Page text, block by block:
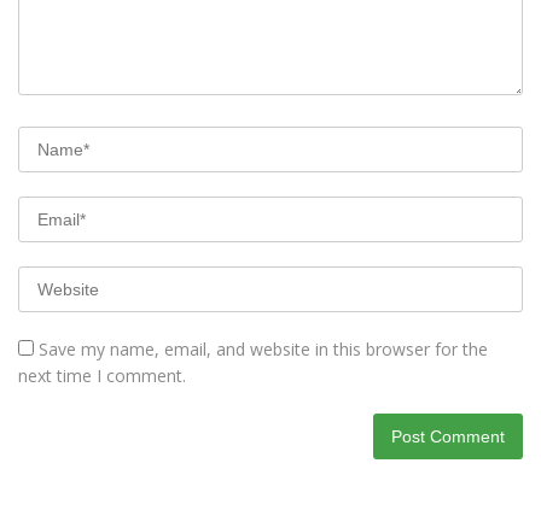
Save my name, email, and website in this browser for the
next time I comment.